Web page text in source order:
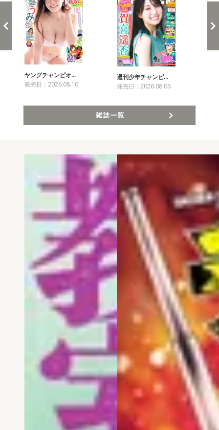
ヤングチャンピオ…
発売日：2026.08.10
週刊少年チャンピ…
発売日：2026.08.06